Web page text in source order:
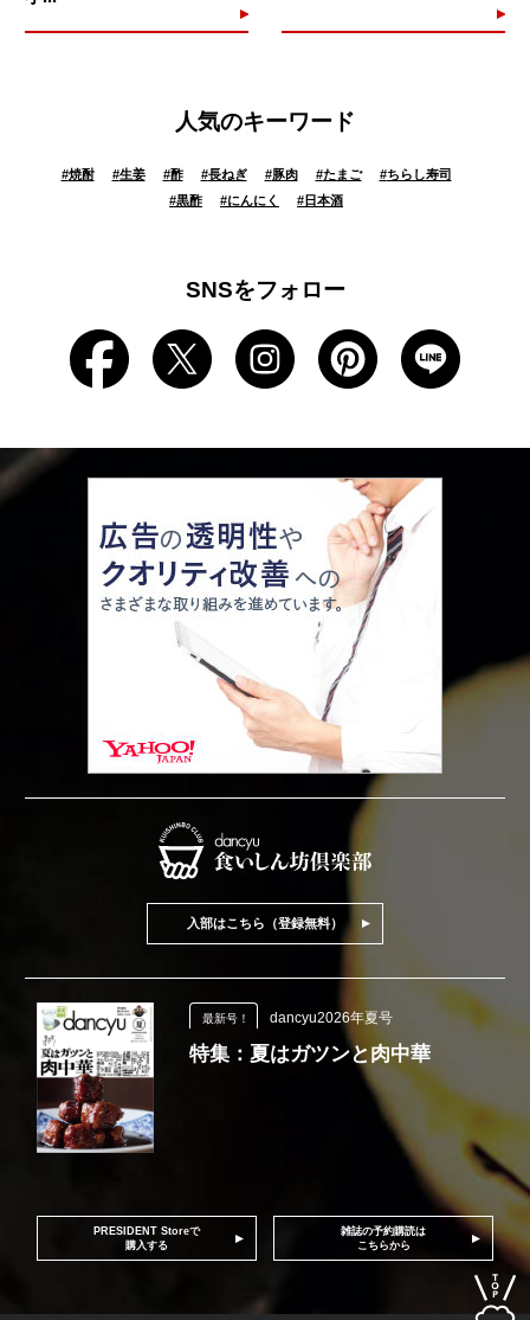
人気のキーワード
#焼酎 #生姜 #酢 #長ねぎ #豚肉 #たまご #ちらし寿司
#黒酢 #にんにく # 日本酒
SNSをフォロー
入部はこちら（登録無料）
最新号！ dancyu2026年夏号
特集：夏はガツンと肉中華
PRESIDENT Storeで
購入する
雑誌の予約購読は
こちらから